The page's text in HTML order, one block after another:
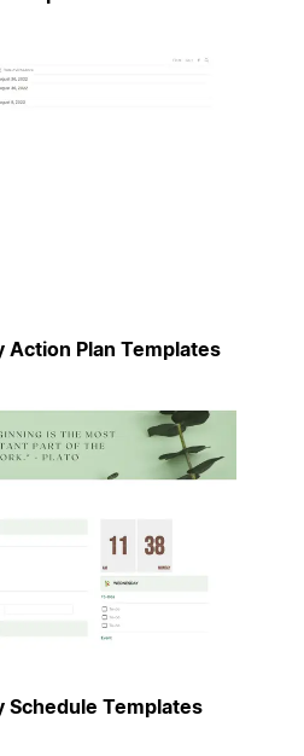
Action Plan Templates
Schedule Templates